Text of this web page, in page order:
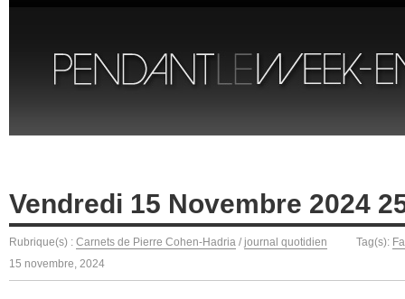
Vendredi 15 Novembre 2024
Rubrique(s) : Carnets de Pierre Cohen-Hadria / journal quotidien Tag(s):
15 novembre, 2024